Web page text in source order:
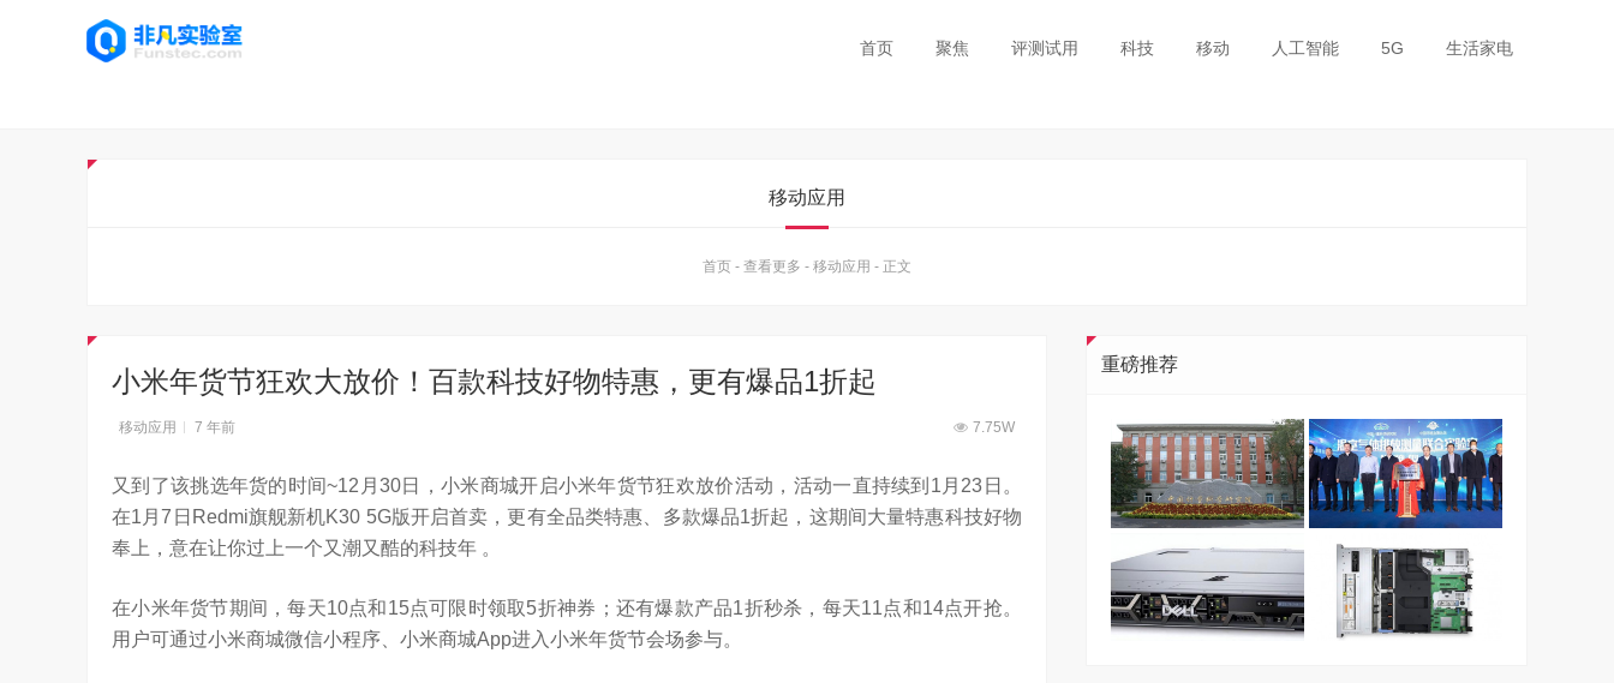
首页 聚焦 评测试用 科技 移动 人工智能 5G 生活家电
移动应用
首页 - 查看更多 - 移动应用 - 正文
小米年货节狂欢大放价！百款科技好物特惠，更有爆品1折起
移动应用 7 年前 7.75W
又到了该挑选年货的时间~12月30日，小米商城开启小米年货节狂欢放价活动，活动一直持续到1月23日。
在1月7日Redmi旗舰新机K30 5G版开启首卖，更有全品类特惠、多款爆品1折起，这期间大量特惠科技好物
奉上，意在让你过上一个又潮又酷的科技年 。
在小米年货节期间，每天10点和15点可限时领取5折神券；还有爆款产品1折秒杀，每天11点和14点开抢。
用户可通过小米商城微信小程序、小米商城App进入小米年货节会场参与。
重磅推荐